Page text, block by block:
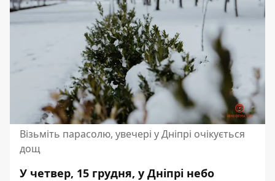
Візьміть парасолю, увечері у Дніпрі очікується
дощ
У четвер, 15 грудня, у Дніпрі небо